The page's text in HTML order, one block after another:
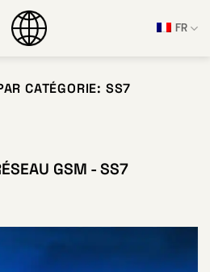
FR
CATÉGORIE: SS7
GSM - SS7